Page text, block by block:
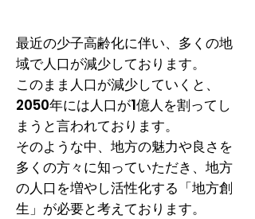
最近の少子高齢化に伴い、多くの地
域で人口が減少しております。
このまま人口が減少していくと、
2050年には人口が1億人を割ってし
まうと言われております。
そのような中、地方の魅力や良さを
多くの方々に知っていただき、地方
の人口を増やし活性化する「地方創
生」が必要と考えております。